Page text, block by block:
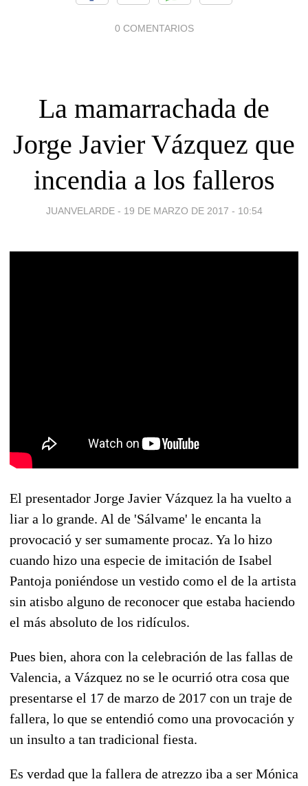
0 COMENTARIOS
La mamarrachada de
Jorge Javier Vázquez que
incendia a los falleros
JUANVELARDE - 19 DE MARZO DE 2017 - 10:54
El presentador Jorge Javier Vázquez la ha vuelto a
liar a lo grande. Al de 'Sálvame' le encanta la
provocació y ser sumamente procaz. Ya lo hizo
cuando hizo una especie de imitación de Isabel
Pantoja poniéndose un vestido como el de la artista
sin atisbo alguno de reconocer que estaba haciendo
el más absoluto de los ridículos.
Pues bien, ahora con la celebración de las fallas de
Valencia, a Vázquez no se le ocurrió otra cosa que
presentarse el 17 de marzo de 2017 con un traje de
fallera, lo que se entendió como una provocación y
un insulto a tan tradicional fiesta.
Es verdad que la fallera de atrezzo iba a ser Mónica